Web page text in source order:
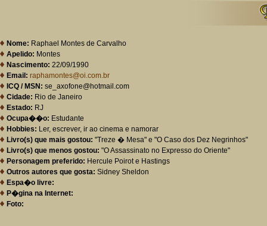
Nome: Raphael Montes de Carvalho
Apelido: Montes
Nascimento: 22/09/1990
Email: raphamontes@oi.com.br
ICQ / MSN: se_axofone@hotmail.com
Cidade: Rio de Janeiro
Estado: RJ
Ocupa��o: Estudante
Hobbies: Ler, escrever, ir ao cinema e namorar
Livro(s) que mais gostou: "Treze � Mesa" e "O Caso dos Dez Negrinhos"
Livro(s) que menos gostou: "O Assassinato no Expresso do Oriente"
Personagem preferido: Hercule Poirot e Hastings
Outros autores que gosta: Sidney Sheldon
Espa�o livre:
P�gina na Internet:
Foto: